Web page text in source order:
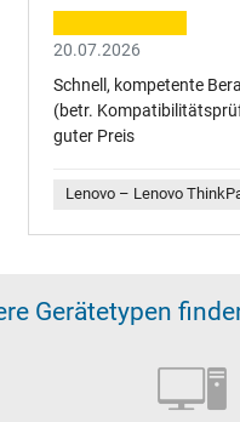
20.07.2026
Schnell, kompetente
(betr.
guter Preis
Gerätetypen